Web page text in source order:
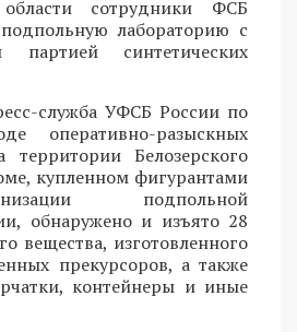
сотрудники ФСБ
лабораторию с
партией синтетических
служба УФСБ России по
оперативно-разыскных
территории Белозерского
купленном фигурантами
подпольной
обнаружено и изъято 28
вещества, изготовленного
прекурсоров, а также
контейнеры и иные